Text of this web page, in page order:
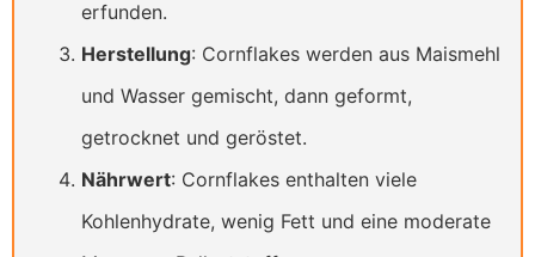
erfunden.
Herstellung: Cornflakes werden aus Maismehl
und Wasser gemischt, dann geformt,
getrocknet und geröstet.
Nährwert: Cornflakes enthalten viele
Kohlenhydrate, wenig Fett und eine moderate